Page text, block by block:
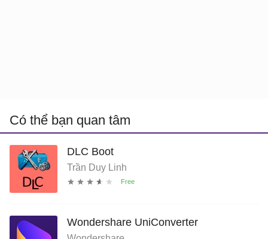
Có thể bạn quan tâm
DLC Boot
Trần Duy Linh
Wondershare UniConverter